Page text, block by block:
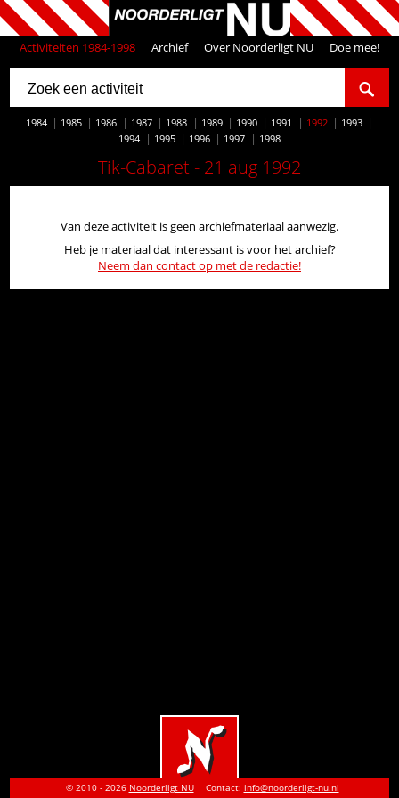
Activiteiten 1984-1998 Archief Over Noorderligt NU Doe mee!
1984 1985 1986 1987 1988 1989 1990 1991 1992
1993
1994
1995 1996 1997 1998
Tik-Cabaret - 21 aug 1992
Van deze activiteit is geen archiefmateriaal aanwezig.
Heb je materiaal dat interessant is voor het archief?
Neem dan contact op met de redactie!
© 2010 - 2026 Noorderligt NU Contact: info@noorderligt-nu.nl